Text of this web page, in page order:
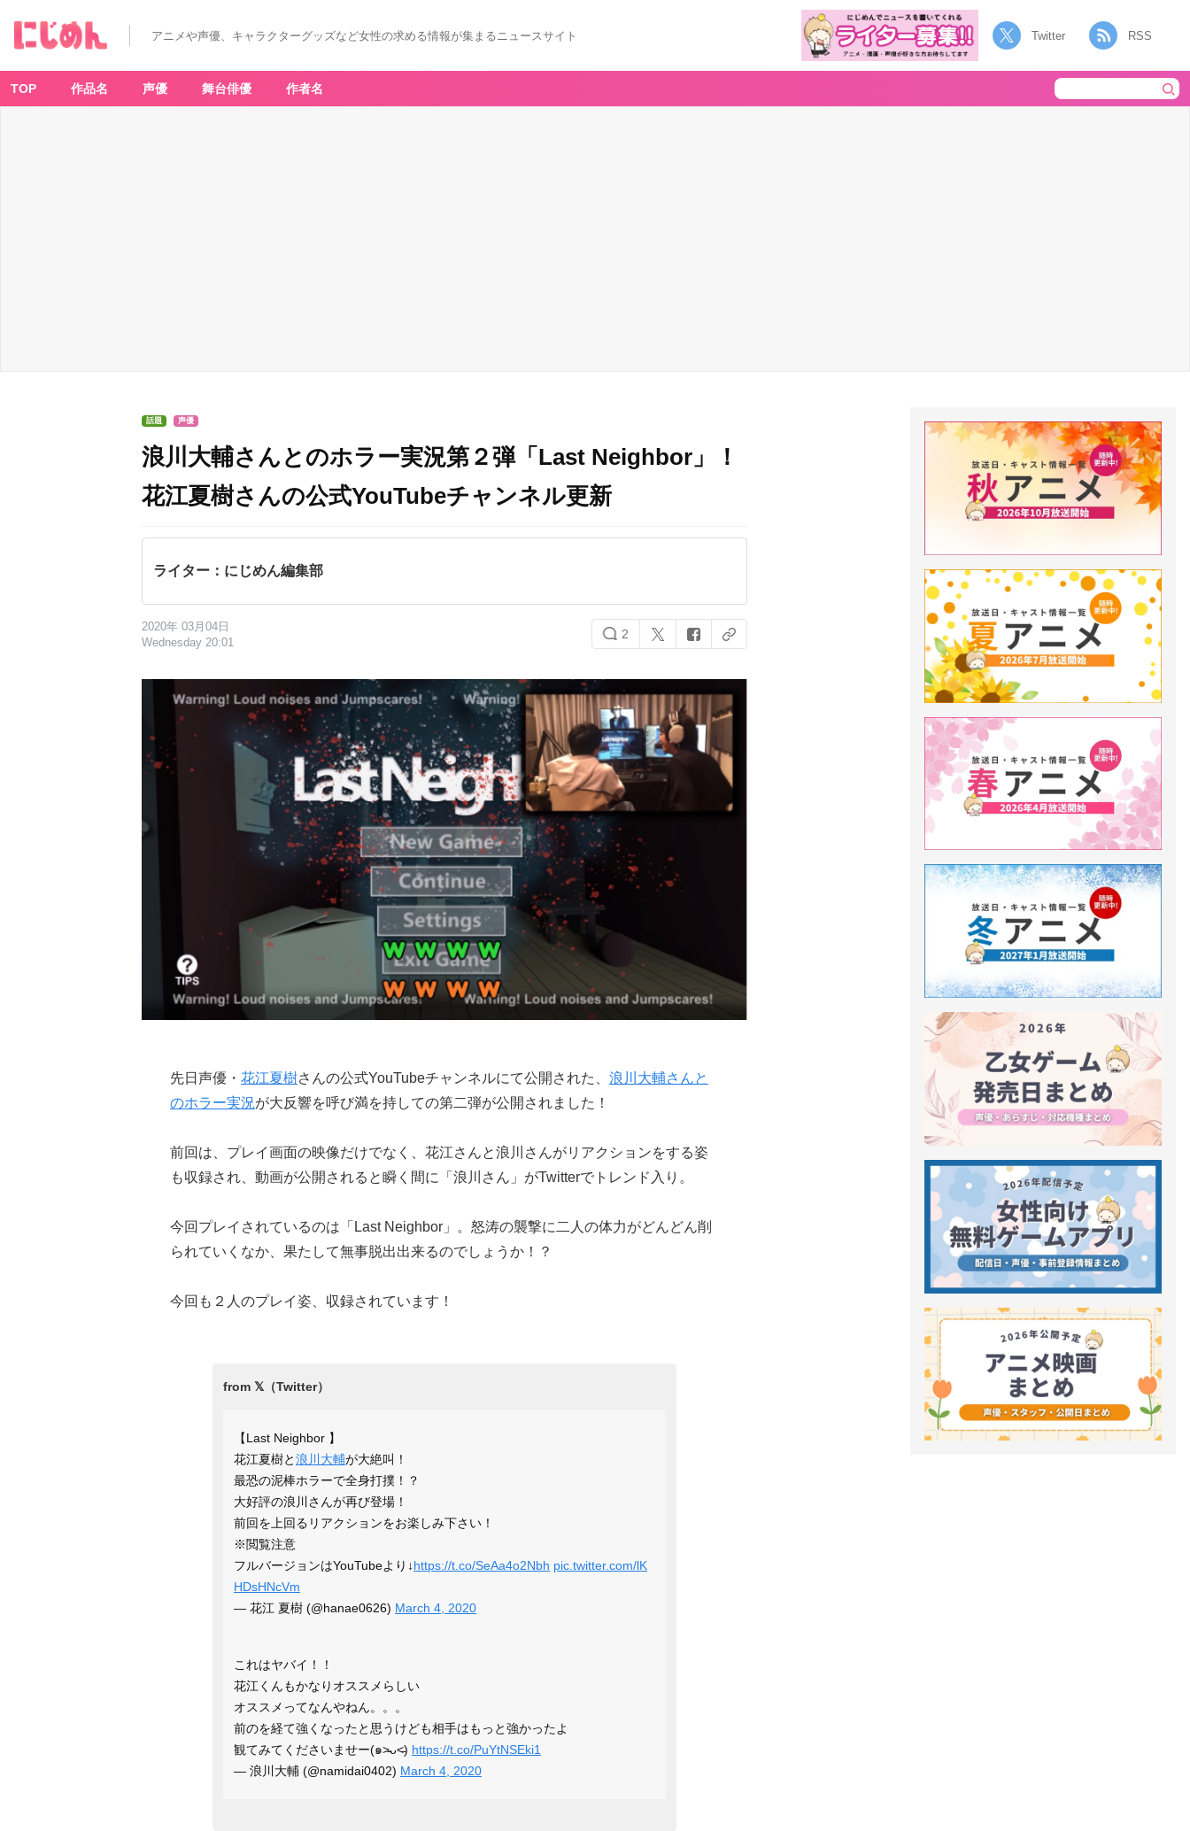
アニメや声優、キャラクターグッズなど女性の求める情報が集まるニュースサイト Twitter RSS
TOP 作品名 声優 舞台俳優 作者名
話題 声優
浪川大輔さんとのホラー実況第２弾「Last Neighbor」！
花江夏樹さんの公式YouTubeチャンネル更新
ライター：にじめん編集部
2020年 03月04日
Wednesday 20:01
2
先日声優・ 花江夏樹さんの公式YouTubeチャンネルにて公開された、 浪川大輔さんと
のホラー実況が大反響を呼び満を持しての第二弾が公開されました！
前回は、プレイ画面の映像だけでなく、花江さんと浪川さんがリアクションをする姿
も収録され、動画が公開されると瞬く間に「浪川さん」がTwitterでトレンド入り。
今回プレイされているのは「Last Neighbor」。怒涛の襲撃に二人の体力がどんどん削
られていくなか、果たして無事脱出出来るのでしょうか！？
今回も２人のプレイ姿、収録されています！
【Last Neighbor 】
花江夏樹と浪川大輔が大絶叫！
最恐の泥棒ホラーで全身打撲！？
大好評の浪川さんが再び登場！
前回を上回るリアクションをお楽しみ下さい！
※閲覧注意
フルバージョンはYouTubeより↓https://t.co/SeAa4o2Nbh pic.twitter.com/lK
HDsHNcVm
— 花江 夏樹 (@hanae0626) March 4, 2020
これはヤバイ！！
花江くんもかなりオススメらしい
オススメってなんやねん。。。
前のを経て強くなったと思うけども相手はもっと強かったよ
観てみてくださいませー(๑˃̵ᴗ˂̵) https://t.co/PuYtNSEki1
— 浪川大輔 (@namidai0402) March 4, 2020